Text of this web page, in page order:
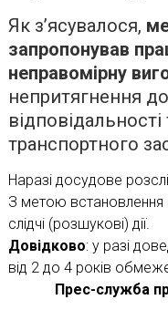
Як з’ясувалося,
запропонував
неправомірну
непритягнення
транспортного
Наразі досудове
З метою встановлення
слідчі (розшукові) дії.
Довідково: у разі
від 2 до 4 років
Прес-служба